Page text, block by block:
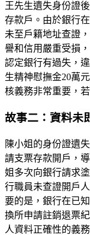
王先生遺失身份證
存款戶。由於銀行
未至戶籍地址查證
譽和信用嚴重受損
認定銀行有過失，
生精神慰撫金20萬
核義務非常重要，
故事二：資料未
陳小姐的身份證遺
請支票存款開戶，
姐多次向銀行請求
行職員未查證開戶
要的是，銀行在已
換所申請註銷退票
人資料正確性的義